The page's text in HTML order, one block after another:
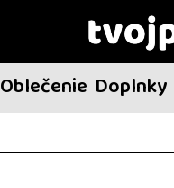
Oblečenie Doplnky